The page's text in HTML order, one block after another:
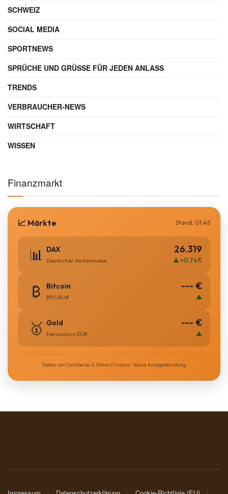
SCHWEIZ
SOCIAL MEDIA
SPORTNEWS
SPRÜCHE UND GRÜSSE FÜR JEDEN ANLASS
TRENDS
VERBRAUCHER-NEWS
WIRTSCHAFT
WISSEN
Finanzmarkt
📈 Märkte Stand: 01:45
📊 DAX
Deutscher Aktienindex
26.319
▲ +0.74%
₿ Bitcoin
BTC/EUR
--- €
▲
🥇 Gold
Feinunze in EUR
--- €
▲
Daten von CoinGecko & Yahoo Finance • Keine Anlageberatung